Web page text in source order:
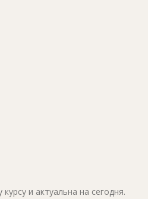
и актуальна на сегодня.